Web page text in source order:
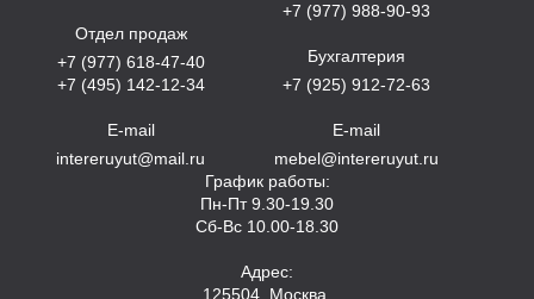
Отдел продаж
+7 (977) 618-47-40
+7 (495) 142-12-34
E-mail
intereruyut@mail.ru
+7 (977) 988-90-93
Бухгалтерия
+7 (925) 912-72-63
E-mail
mebel@intereruyut.ru
График работы:
Пн-Пт 9.30-19.30
Сб-Вс 10.00-18.30
Адрес:
125504, Москва,